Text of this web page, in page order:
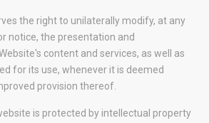
the right to unilaterally modify, at any
notice, the presentation and
content and services, as well as
for its use, whenever it is deemed
provision thereof.
is protected by intellectual property